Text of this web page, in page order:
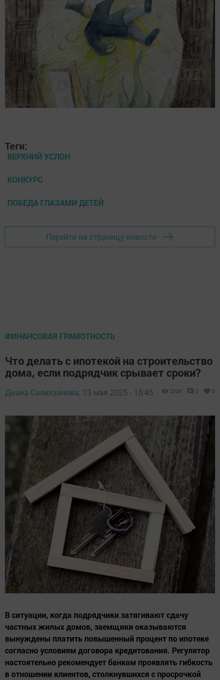
Теги:
ВЕРХНИЙ УСЛОН
КОНКУРС
ПОБЕДА ГЛАЗАМИ ДЕТЕЙ
Перейти на страницу новости
ФИНАНСОВАЯ ГРАМОТНОСТЬ
Что делать с ипотекой на строительство
дома, если подрядчик срывает сроки?
Диана Салихзанова, 13 мая 2025 - 16:45 2536 0 0
В ситуации, когда подрядчики затягивают сдачу
частных жилых домов, заемщики оказываются
вынуждены платить повышенный процент по ипотеке
согласно условиям договора кредитования. Регулятор
настоятельно рекомендует банкам проявлять гибкость
в отношении клиентов, столкнувшихся с просрочкой